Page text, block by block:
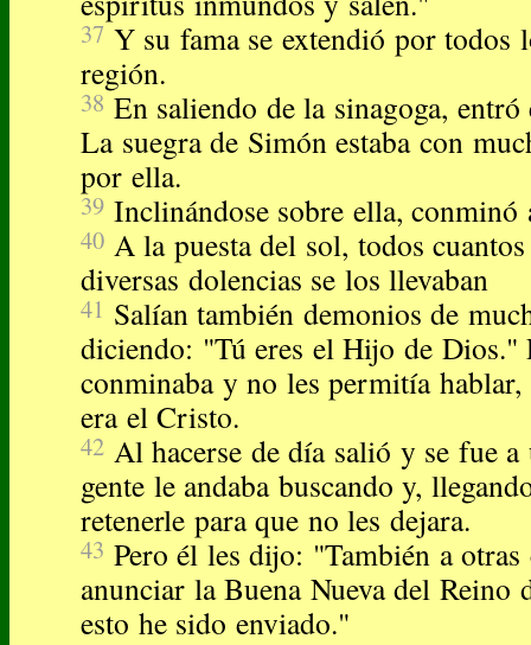
37 Y su fama se extendió por todos
región.
38 En saliendo de la sinagoga,
La suegra de Simón estaba con
por ella.
39 Inclinándose sobre ella, conminó
40 A la puesta del sol, todos
diversas dolencias se los llevaban
41 Salían también demonios de
diciendo: "Tú eres el Hijo de Dios."
conminaba y no les permitía
era el Cristo.
42 Al hacerse de día salió y se fue
gente le andaba buscando y,
retenerle para que no les dejara.
43 Pero él les dijo: "También a otras
anunciar la Buena Nueva del Reino
esto he sido enviado."